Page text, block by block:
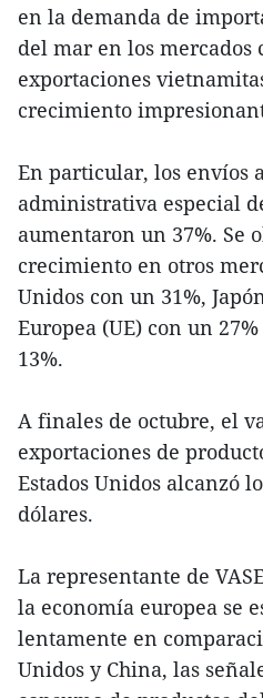
en la demanda de
del mar en los mercados
exportaciones
crecimiento
En particular, los envíos
administrativa especial
aumentaron un 37%. Se
crecimiento en otros
Unidos con un 31%,
Europea (UE) con un
13%.
A finales de octubre, el
exportaciones de
Estados Unidos alcanzó
dólares.
La representante de
la economía europea se
lentamente en
Unidos y China, las